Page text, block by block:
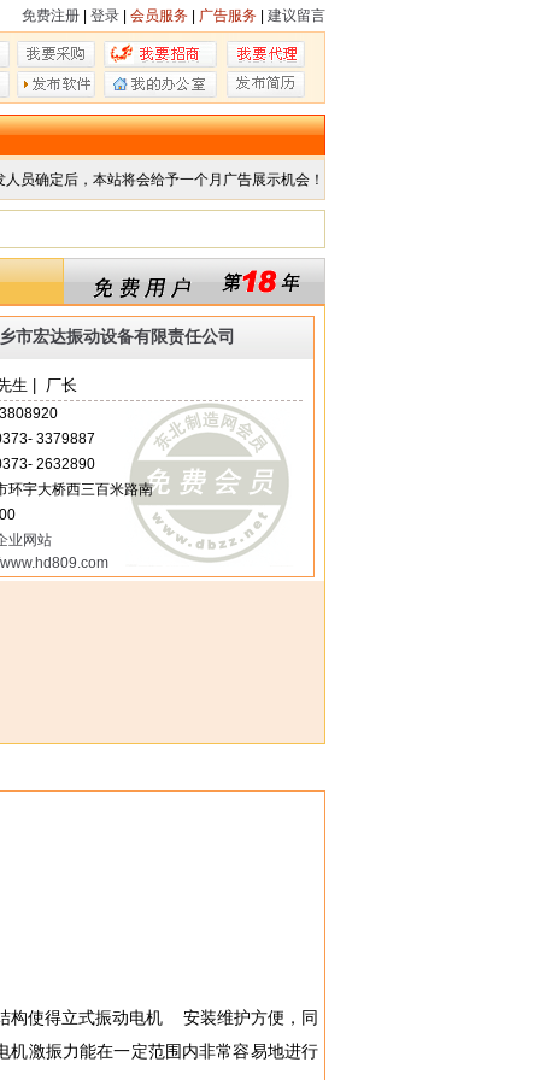
免费注册 登录 会员服务 广告服务 建议留言
员确定后，本站将会给予一个月广告展示机会！
市宏达振动设备有限责任公司
生 | 厂长
3379887
2632890
环宇大桥西三百米路南
业网站
构使得立式振动电机 安装维护方便，同
机激振力能在一定范围内非常容易地进行